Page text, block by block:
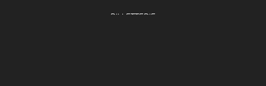
BILLETTERIE